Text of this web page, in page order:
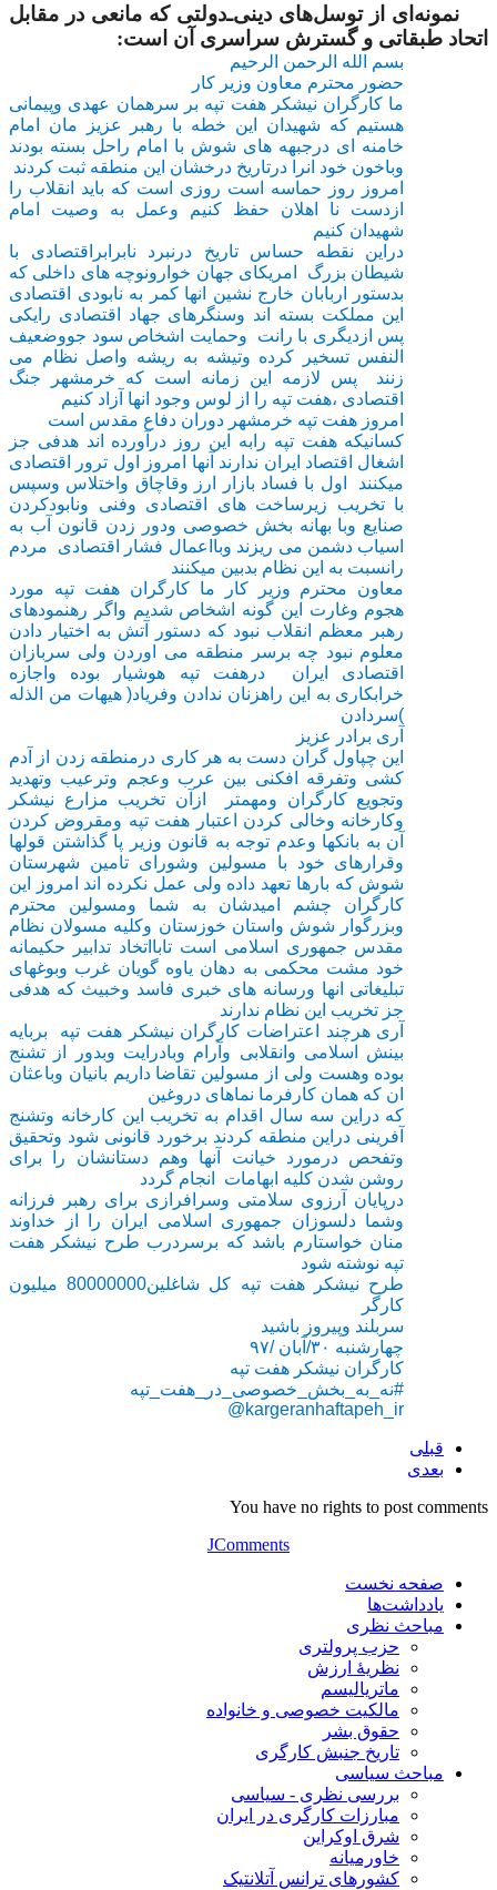
نمونه‌ای از توسل‌های دینی‌ـ‌دولتی که مانعی در مقابل
اتحاد طبقاتی و گسترش سراسری آن است:
بسم الله الرحمن الرحیم
حضور محترم معاون وزیر کار
ما کارگران نیشکر هفت تپه بر سرهمان عهدی وپیمانی
هستیم که شهیدان این خطه با رهبر عزیز مان امام
خامنه ای درجبهه های شوش با امام راحل بسته بودند
وباخون خود انرا درتاریخ درخشان این منطقه ثبت کردند
امروز روز حماسه است روزی است که باید انقلاب را
ازدست نا اهلان حفظ کنیم وعمل به وصیت امام
شهیدان کنیم
دراین نقطه حساس تاریخ درنبرد نابرابراقتصادی با
شیطان بزرگ امریکای جهان خوارونوچه های داخلی که
بدستور اربابان خارج نشین انها کمر به نابودی اقتصادی
این مملکت بسته اند وسنگرهای جهاد اقتصادی رایکی
پس ازدیگری با رانت وحمایت اشخاص سود جووضعیف
النفس تسخیر کرده وتیشه به ریشه واصل نظام می
زنند پس لازمه این زمانه است که خرمشهر جنگ
اقتصادی ،هفت تپه را از لوس وجود انها آزاد کنیم
امروز هفت تپه خرمشهر دوران دفاع مقدس است
کسانیکه هفت تپه رابه این روز درآورده اند هدفی جز
اشغال اقتصاد ایران ندارند آنها امروز اول ترور اقتصادی
میکنند اول با فساد بازار ارز وقاچاق واختلاس وسپس
با تخریب زیرساخت های اقتصادی وفنی ونابودکردن
صنایع وبا بهانه بخش خصوصی ودور زدن قانون آب به
اسیاب دشمن می ریزند وبااعمال فشار اقتصادی مردم
رانسبت به این نظام بدبین میکنند
معاون محترم وزیر کار ما کارگران هفت تپه مورد
هجوم وغارت این گونه اشخاص شدیم واگر رهنمودهای
رهبر معظم انقلاب نبود که دستور آتش به اختیار دادن
معلوم نبود چه برسر منطقه می اوردن ولی سربازان
اقتصادی ایران درهفت تپه هوشیار بوده واجازه
خرابکاری به این راهزنان ندادن وفریاد( هیهات من الذله
)سردادن
آری برادر عزیز
این چپاول گران دست به هر کاری درمنطقه زدن از آدم
کشی وتفرقه افکنی بین عرب وعجم وترعیب وتهدید
وتجویع کارگران ومهمتر ازآن تخریب مزارع نیشکر
وکارخانه وخالی کردن اعتبار هفت تپه ومقروض کردن
آن به بانکها وعدم توجه به قانون وزیر پا گذاشتن قولها
وقرارهای خود با مسولین وشورای تامین شهرستان
شوش که بارها تعهد داده ولی عمل نکرده اند امروز این
کارگران چشم امیدشان به شما ومسولین محترم
وبزرگوار شوش واستان خوزستان وکلیه مسولان نظام
مقدس جمهوری اسلامی است تابااتخاد تدابیر حکیمانه
خود مشت محکمی به دهان یاوه گویان غرب وبوغهای
تبلیغاتی انها ورسانه های خبری فاسد وخبیث که هدفی
جز تخریب این نظام ندارند
آری هرچند اعتراضات کارگران نیشکر هفت تپه بربایه
بینش اسلامی وانقلابی وآرام وبادرایت وبدور از تشنج
بوده وهست ولی از مسولین تقاضا داریم بانیان وباعثان
ان که همان کارفرما نماهای دروغین
که دراین سه سال اقدام به تخریب این کارخانه وتشنج
آفرینی دراین منطقه کردند برخورد قانونی شود وتحقیق
وتفحص درمورد خیانت آنها وهم دستانشان را برای
روشن شدن کلیه ابهامات انجام گردد
درپایان آرزوی سلامتی وسرافرازی برای رهبر فرزانه
وشما دلسوزان جمهوری اسلامی ایران را از خداوند
منان خواستارم باشد که برسردرب طرح نیشکر هفت
تپه نوشته شود
طرح نیشکر هفت تپه کل شاغلین80000000 میلیون
کارگر
سربلند وپیروز باشید
چهارشنبه ۳۰/آبان /۹۷
کارگران نیشکر هفت تپه
#نه_به_بخش_خصوصی_در_هفت_تپه
@kargeranhaftapeh_ir
قبلی
بعدی
You have no rights to post comments
JComments
صفحه نخست
یادداشت‌ها
مباحث نظری
حزب پرولتری
نظریۀ ارزش
ماتریالیسم
مالکیت خصوصی و خانواده
حقوق بشر
تاریخ جنبش کارگری
مباحث سیاسی
بررسی نظری - سیاسی
مبارزات کارگری در ایران
شرق اوکراین
خاورمیانه
کشورهای ترانس آتلانتیک